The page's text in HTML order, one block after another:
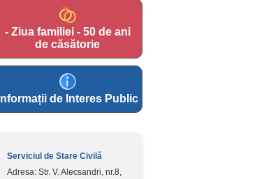
- Ziua familiei - 50 de ani
de căsătorie
Informații de Interes Public
Serviciul de Stare Civilă
Adresa: Str. V. Alecsandri, nr.8,